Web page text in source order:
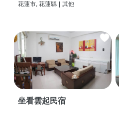
花蓮市, 花蓮縣 其他
坐看雲起民宿